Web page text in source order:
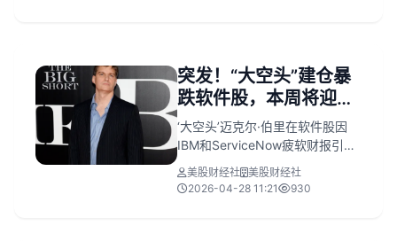
申10万亿美元市值目标，并大幅
加仓；美银同步上调评级至“买
AI基础设施中的不可替代性。
突发！“大空头”建仓暴
跌软件股，本周将迎空
前考验
‘大空头’迈克尔·伯里在软件股因
IBM和ServiceNow疲软财报引发
AI担忧而集体暴跌之际，逆势建
仓微软多头，并增持MSCI、
美股财经社 美股财经社
2026-04-28 11:21
930